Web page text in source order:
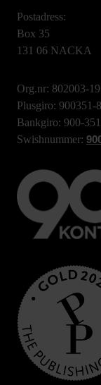
Postadress:
Box 35
131 06 NACKA
Org.nr: 802003-
Plusgiro: 900351-8
Bankgiro: 900-
Swishnummer: